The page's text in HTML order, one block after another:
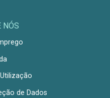
NÓS
de Dados